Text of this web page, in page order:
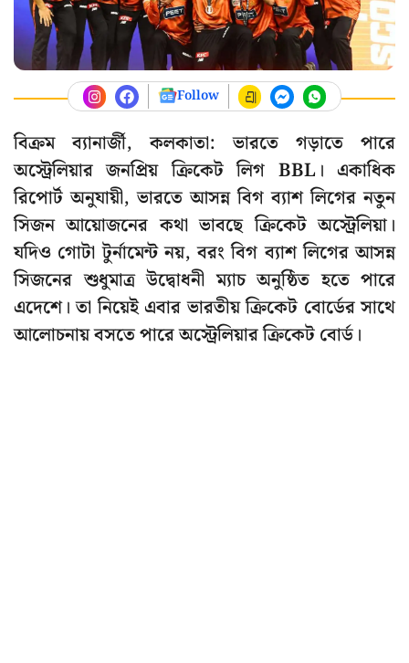
Follow
বিক্রম ব্যানার্জী, কলকাতা: ভারতে গড়াতে পারে
অস্ট্রেলিয়ার জনপ্রিয় ক্রিকেট লিগ BBL। একাধিক
রিপোর্ট অনুযায়ী, ভারতে আসন্ন বিগ ব্যাশ লিগের নতুন
সিজন আয়োজনের কথা ভাবছে ক্রিকেট অস্ট্রেলিয়া।
যদিও গোটা টুর্নামেন্ট নয়, বরং বিগ ব্যাশ লিগের আসন্ন
সিজনের শুধুমাত্র উদ্বোধনী ম্যাচ অনুষ্ঠিত হতে পারে
এদেশে। তা নিয়েই এবার ভারতীয় ক্রিকেট বোর্ডের সাথে
আলোচনায় বসতে পারে অস্ট্রেলিয়ার ক্রিকেট বোর্ড।